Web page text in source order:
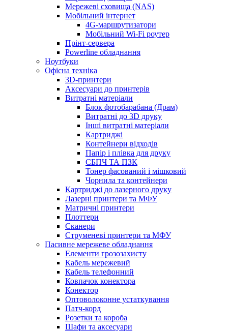
Мережеві сховища (NAS)
Мобільний інтернет
4G-маршрутизатори
Мобільний Wi-Fi роутер
Прінт-сервера
Рowerline обладнання
Ноутбуки
Офісна техніка
3D-принтери
Аксесуари до принтерів
Витратні матеріали
Блок фотобарабана (Драм)
Витратні до 3D друку
Інші витратні матеріали
Картриджі
Контейнери відходів
Папір і плівка для друку
СБПЧ ТА ПЗК
Тонер фасований і мішковий
Чорнила та контейнери
Картриджі до лазерного друку
Лазерні принтери та МФУ
Матричні принтери
Плоттери
Сканери
Струменеві принтери та МФУ
Пасивне мережеве обладнання
Елементи грозозахисту
Кабель мережевий
Кабель телефонний
Ковпачок конектора
Конектор
Оптоволоконне устаткування
Патч-корд
Розетки та короба
Шафи та аксесуари